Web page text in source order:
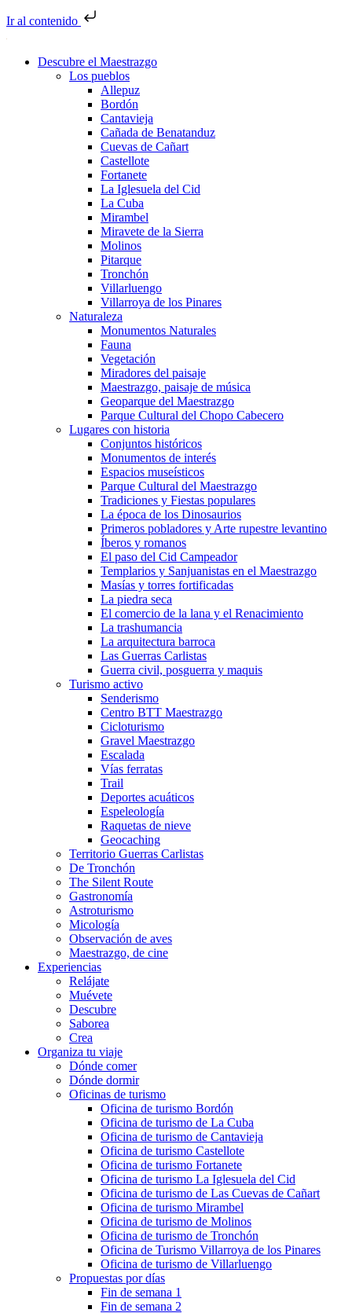
Ir al contenido
Descubre el Maestrazgo
Los pueblos
Allepuz
Bordón
Cantavieja
Cañada de Benatanduz
Cuevas de Cañart
Castellote
Fortanete
La Iglesuela del Cid
La Cuba
Mirambel
Miravete de la Sierra
Molinos
Pitarque
Tronchón
Villarluengo
Villarroya de los Pinares
Naturaleza
Monumentos Naturales
Fauna
Vegetación
Miradores del paisaje
Maestrazgo, paisaje de música
Geoparque del Maestrazgo
Parque Cultural del Chopo Cabecero
Lugares con historia
Conjuntos históricos
Monumentos de interés
Espacios museísticos
Parque Cultural del Maestrazgo
Tradiciones y Fiestas populares
La época de los Dinosaurios
Primeros pobladores y Arte rupestre levantino
Íberos y romanos
El paso del Cid Campeador
Templarios y Sanjuanistas en el Maestrazgo
Masías y torres fortificadas
La piedra seca
El comercio de la lana y el Renacimiento
La trashumancia
La arquitectura barroca
Las Guerras Carlistas
Guerra civil, posguerra y maquis
Turismo activo
Senderismo
Centro BTT Maestrazgo
Cicloturismo
Gravel Maestrazgo
Escalada
Vías ferratas
Trail
Deportes acuáticos
Espeleología
Raquetas de nieve
Geocaching
Territorio Guerras Carlistas
De Tronchón
The Silent Route
Gastronomía
Astroturismo
Micología
Observación de aves
Maestrazgo, de cine
Experiencias
Relájate
Muévete
Descubre
Saborea
Crea
Organiza tu viaje
Dónde comer
Dónde dormir
Oficinas de turismo
Oficina de turismo Bordón
Oficina de turismo de La Cuba
Oficina de turismo de Cantavieja
Oficina de turismo Castellote
Oficina de turismo Fortanete
Oficina de turismo La Iglesuela del Cid
Oficina de turismo de Las Cuevas de Cañart
Oficina de turismo Mirambel
Oficina de turismo de Molinos
Oficina de turismo de Tronchón
Oficina de Turismo Villarroya de los Pinares
Oficina de turismo de Villarluengo
Propuestas por días
Fin de semana 1
Fin de semana 2